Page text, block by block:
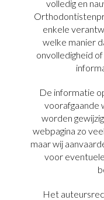
volledig en
enkele
welke manier
onvolledigheid
De informatie
voorafgaande
worden
webpagina zo
maar wij
voor
Het